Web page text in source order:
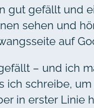
gut gefällt und
sehen und
auf
– und ich
ich schreibe,
in erster Linie